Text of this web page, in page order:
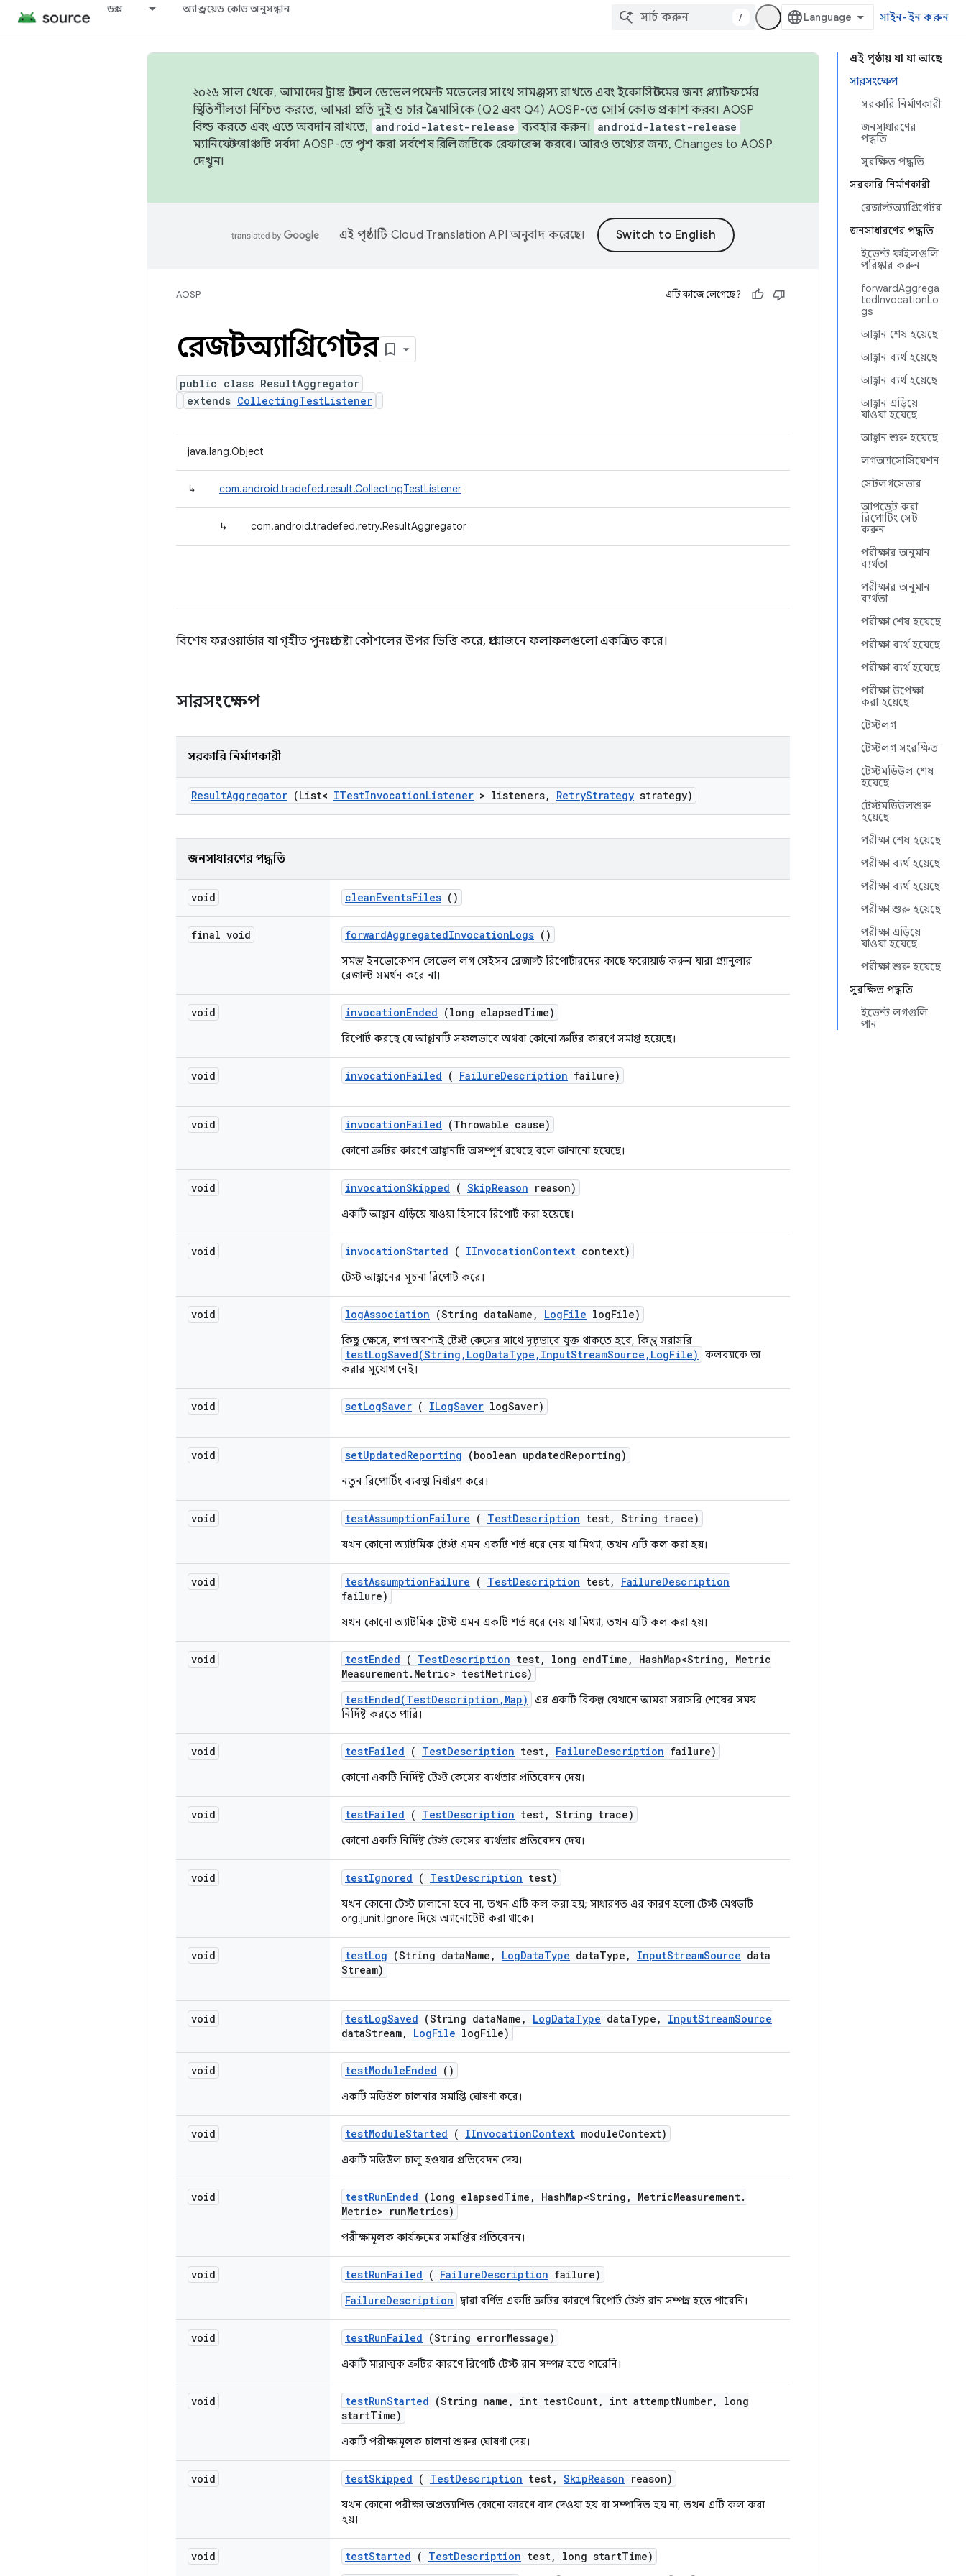
ডক্স অ্যান্ড্রয়েড কোড অনুসন্ধান
/ সাইন-ইন করুন
এই পৃষ্ঠায় যা যা আছে
সারসংক্ষেপ
সরকারি নির্মাণকারী
জনসাধারণের
পদ্ধতি
সুরক্ষিত পদ্ধতি
সরকারি নির্মাণকারী
রেজাল্টঅ্যাগ্রিগেটর
জনসাধারণের পদ্ধতি
ইভেন্ট ফাইলগুলি
পরিষ্কার করুন
forwardAggrega
tedInvocationLo
gs
আহ্বান শেষ হয়েছে
আহ্বান ব্যর্থ হয়েছে
আহ্বান ব্যর্থ হয়েছে
আহ্বান এড়িয়ে
যাওয়া হয়েছে
আহ্বান শুরু হয়েছে
লগঅ্যাসোসিয়েশন
সেটলগসেভার
আপডেট করা
রিপোর্টিং সেট
করুন
পরীক্ষার অনুমান
ব্যর্থতা
পরীক্ষার অনুমান
ব্যর্থতা
পরীক্ষা শেষ হয়েছে
পরীক্ষা ব্যর্থ হয়েছে
পরীক্ষা ব্যর্থ হয়েছে
পরীক্ষা উপেক্ষা
করা হয়েছে
টেস্টলগ
টেস্টলগ সংরক্ষিত
টেস্টমডিউল শেষ
হয়েছে
টেস্টমডিউলশুরু
হয়েছে
পরীক্ষা শেষ হয়েছে
পরীক্ষা ব্যর্থ হয়েছে
পরীক্ষা ব্যর্থ হয়েছে
পরীক্ষা শুরু হয়েছে
পরীক্ষা এড়িয়ে
যাওয়া হয়েছে
পরীক্ষা শুরু হয়েছে
সুরক্ষিত পদ্ধতি
ইভেন্ট লগগুলি
পান
২০২৬ সাল থেকে, আমাদের ট্রাঙ্ক স্টেবল ডেভেলপমেন্ট মডেলের সাথে সামঞ্জস্য রাখতে এবং ইকোসিস্টেমের জন্য প্ল্যাটফর্মের
স্থিতিশীলতা নিশ্চিত করতে, আমরা প্রতি দুই ও চার ত্রৈমাসিকে (Q2 এবং Q4) AOSP-তে সোর্স কোড প্রকাশ করব। AOSP
বিল্ড করতে এবং এতে অবদান রাখতে,
android-latest-release ব্যবহার করুন। android-latest-release
ম্যানিফেস্ট ব্রাঞ্চটি সর্বদা AOSP-তে পুশ করা সর্বশেষ রিলিজটিকে রেফারেন্স করবে। আরও তথ্যের জন্য, Changes to AOSP
দেখুন।
এই পৃষ্ঠাটি Cloud Translation API অনুবাদ করেছে।
AOSP এটি কাজে লেগেছে?
রেজাল্টঅ্যাগ্রিগেটর
public class ResultAggregator
extends CollectingTestListener
java.lang.Object
↳ com.android.tradefed.result.CollectingTestListener
↳ com.android.tradefed.retry.ResultAggregator
বিশেষ ফরওয়ার্ডার যা গৃহীত পুনঃপ্রচেষ্টা কৌশলের উপর ভিত্তি করে, প্রয়োজনে ফলাফলগুলো একত্রিত করে।
সারসংক্ষেপ
সরকারি নির্মাণকারী
ResultAggregator (List< ITestInvocationListener > listeners, RetryStrategy strategy)
জনসাধারণের পদ্ধতি
void cleanEventsFiles ()
final void forwardAggregatedInvocationLogs ()
সমস্ত ইনভোকেশন লেভেল লগ সেইসব রেজাল্ট রিপোর্টারদের কাছে ফরোয়ার্ড করুন যারা গ্র্যানুলার
রেজাল্ট সমর্থন করে না।
void invocationEnded (long elapsedTime)
রিপোর্ট করছে যে আহ্বানটি সফলভাবে অথবা কোনো ত্রুটির কারণে সমাপ্ত হয়েছে।
void invocationFailed ( FailureDescription failure)
void invocationFailed (Throwable cause)
কোনো ত্রুটির কারণে আহ্বানটি অসম্পূর্ণ রয়েছে বলে জানানো হয়েছে।
void invocationSkipped ( SkipReason reason)
একটি আহ্বান এড়িয়ে যাওয়া হিসাবে রিপোর্ট করা হয়েছে।
void invocationStarted ( IInvocationContext context)
টেস্ট আহ্বানের সূচনা রিপোর্ট করে।
void logAssociation (String dataName , LogFile logFile)
কিছু ক্ষেত্রে, লগ অবশ্যই টেস্ট কেসের সাথে দৃঢ়ভাবে যুক্ত থাকতে হবে, কিন্তু সরাসরি
testLogSaved(String,LogDataType,InputStreamSource,LogFile)
কলব্যাকে তা
করার সুযোগ নেই।
void setLogSaver ( ILogSaver logSaver)
void setUpdatedReporting (boolean updatedReporting)
নতুন রিপোর্টিং ব্যবস্থা নির্ধারণ করে।
void testAssumptionFailure ( TestDescription test, String trace)
যখন কোনো অ্যাটমিক টেস্ট এমন একটি শর্ত ধরে নেয় যা মিথ্যা, তখন এটি কল করা হয়।
void testAssumptionFailure ( TestDescription test, FailureDescription
failure)
যখন কোনো অ্যাটমিক টেস্ট এমন একটি শর্ত ধরে নেয় যা মিথ্যা, তখন এটি কল করা হয়।
void testEnded ( TestDescription test, long endTime , HashMap<String ,
Metric
Measurement. Metric> testMetrics)
testEnded(TestDescription,Map)
এর একটি বিকল্প যেখানে আমরা সরাসরি শেষের সময়
নির্দিষ্ট করতে পারি।
void testFailed ( TestDescription test, FailureDescription failure)
কোনো একটি নির্দিষ্ট টেস্ট কেসের ব্যর্থতার প্রতিবেদন দেয়।
void testFailed ( TestDescription test, String trace)
কোনো একটি নির্দিষ্ট টেস্ট কেসের ব্যর্থতার প্রতিবেদন দেয়।
void testIgnored ( TestDescription test)
যখন কোনো টেস্ট চালানো হবে না, তখন এটি কল করা হয়; সাধারণত এর কারণ হলো টেস্ট মেথডটি
org.junit.Ignore দিয়ে অ্যানোটেট করা থাকে।
void testLog (String dataName , LogDataType dataType , InputStreamSource data
Stream)
void testLogSaved (String dataName , LogDataType dataType , InputStreamSource
dataStream, LogFile logFile)
void testModuleEnded ()
একটি মডিউল চালনার সমাপ্তি ঘোষণা করে।
void testModuleStarted ( IInvocationContext moduleContext)
একটি মডিউল চালু হওয়ার প্রতিবেদন দেয়।
void testRunEnded (long elapsedTime , HashMap<String , MetricMeasurement.
Metric> runMetrics)
পরীক্ষামূলক কার্যক্রমের সমাপ্তির প্রতিবেদন।
void testRunFailed ( FailureDescription failure)
FailureDescription দ্বারা বর্ণিত একটি ত্রুটির কারণে রিপোর্ট টেস্ট রান সম্পন্ন হতে পারেনি।
void testRunFailed (String errorMessage)
একটি মারাত্মক ত্রুটির কারণে রিপোর্ট টেস্ট রান সম্পন্ন হতে পারেনি।
void testRunStarted (String name , int testCount, int attemptNumber,
long
startTime)
একটি পরীক্ষামূলক চালনা শুরুর ঘোষণা দেয়।
void testSkipped ( TestDescription test, SkipReason reason)
যখন কোনো পরীক্ষা অপ্রত্যাশিত কোনো কারণে বাদ দেওয়া হয় বা সম্পাদিত হয় না, তখন এটি কল করা
হয়।
void testStarted ( TestDescription test, long startTime)